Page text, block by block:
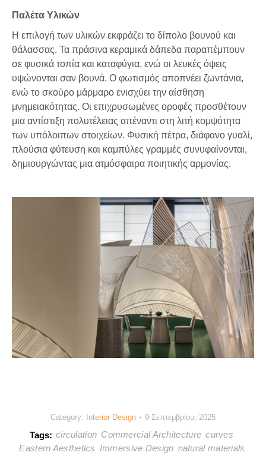
Παλέτα Υλικών
Η επιλογή των υλικών εκφράζει το δίπολο βουνού και
θάλασσας. Τα πράσινα κεραμικά δάπεδα παραπέμπουν
σε φυσικά τοπία και καταφύγια, ενώ οι λευκές όψεις
υψώνονται σαν βουνά. Ο φωτισμός αποπνέει ζωντάνια,
ενώ το σκούρο μάρμαρο ενισχύει την αίσθηση
μνημειακότητας. Οι επιχρυσωμένες οροφές προσθέτουν
μια αντίστιξη πολυτέλειας απέναντι στη λιτή κομψότητα
των υπόλοιπων στοιχείων. Φυσική πέτρα, διάφανο γυαλί,
πλούσια φύτευση και καμπύλες γραμμές συνυφαίνονται,
δημιουργώντας μια ατμόσφαιρα ποιητικής αρμονίας.
Category: Interior Design 9 Σεπτεμβρίου, 2025
Tags: circulation Commercial Architecture curves
Eastern Aesthetics Immersive Design natural materials